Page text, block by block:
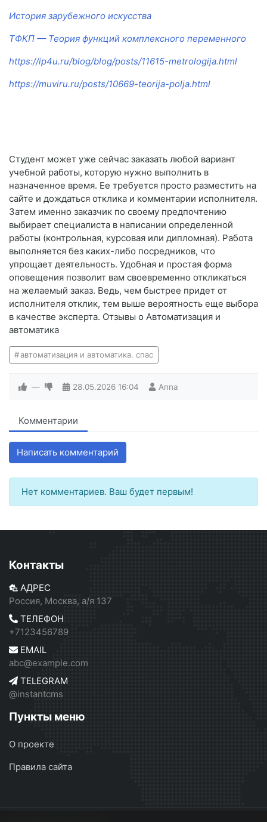
История зарубежного искусства
ТФКП — Теория функций комплексного переменного
https://ip4u.ru/blog/blog/posts/11615-metrologija.html
https://muviru.ru/posts/10669-teorija-polja.html
Студент может уже сейчас заказать любой вариант
учебной работы, которую нужно выполнить в
назначенное время. Ее требуется просто разместить на
сайте и дождаться отклика и комментарии исполнителя.
Затем именно заказчик по своему предпочтению
выбирает специалиста в написании определенной
работы (контрольная, курсовая или дипломная). Работа
выполняется без каких-либо посредников, что
упрощает деятельность. Удобная и простая форма
оповещения позволит вам своевременно откликаться
на желаемый заказ. Ведь, чем быстрее придет от
исполнителя отклик, тем выше вероятность еще выбора
в качестве эксперта. Отзывы о Автоматизация и
автоматика
автоматизация и автоматика. спас
— 28.05.2026 16:04 Anna
Комментарии
Написать комментарий
Нет комментариев. Ваш будет первым!
Контакты
АДРЕС
Россия, Москва, а/я 137
ТЕЛЕФОН
+7123456789
EMAIL
abc@example.com
TELEGRAM
@instantcms
Пункты меню
О проекте
Правила сайта